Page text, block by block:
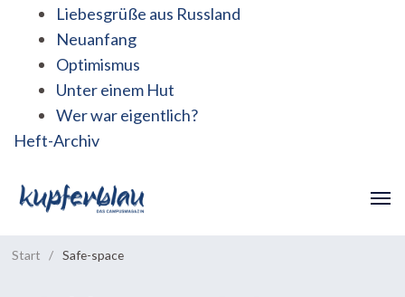
Liebesgrüße aus Russland
Neuanfang
Optimismus
Unter einem Hut
Wer war eigentlich?
Heft-Archiv
Start / Safe-space